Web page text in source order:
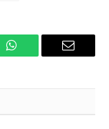
WhatsApp Email